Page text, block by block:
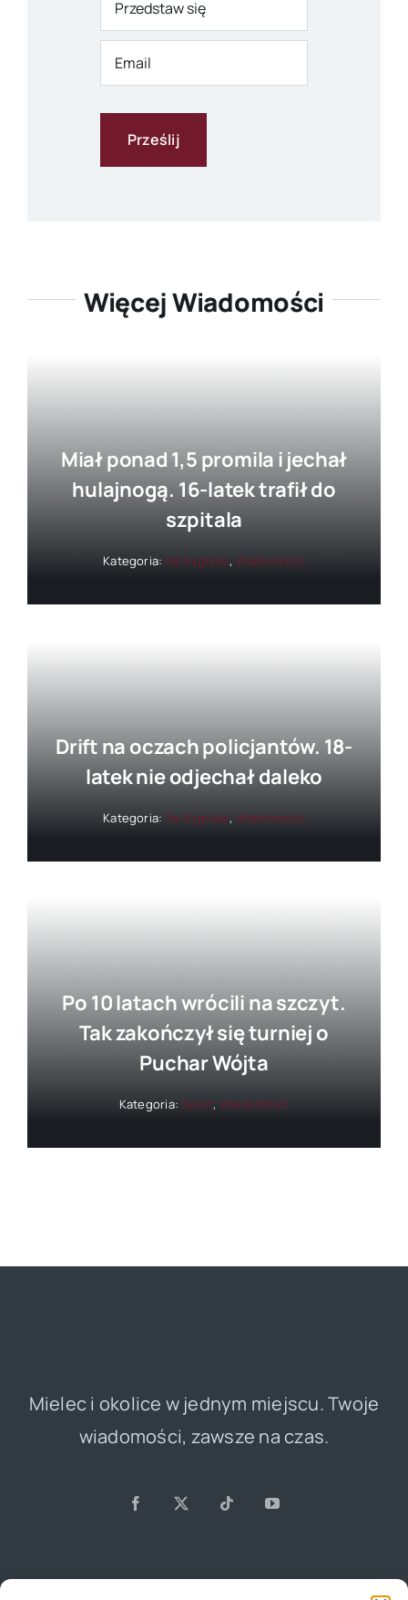
Więcej Wiadomości
Miał ponad 1,5 promila i jechał
hulajnogą. 16-latek trafił do
szpitala
Kategoria: Na Sygnale, Wiadomości
Drift na oczach policjantów. 18-
latek nie odjechał daleko
Kategoria: Na Sygnale, Wiadomości
Po 10 latach wrócili na szczyt.
Tak zakończył się turniej o
Puchar Wójta
Kategoria: Sport, Wiadomości
Mielec i okolice w jednym miejscu. Twoje
wiadomości, zawsze na czas.